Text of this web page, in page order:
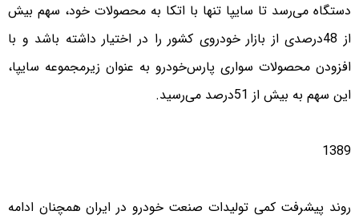
دستگاه می‌رسد تا سایپا تنها با اتکا به محصولات خود، سهم بیش
از 48درصدی از بازار خودروی کشور را در اختیار داشته باشد و با
افزودن محصولات سواری پارس‌خودرو به عنوان زیرمجموعه سایپا،
این سهم به بیش از 51درصد می‌رسید.
1389
روند پیشرفت کمی تولیدات صنعت خودرو در ایران همچنان ادامه